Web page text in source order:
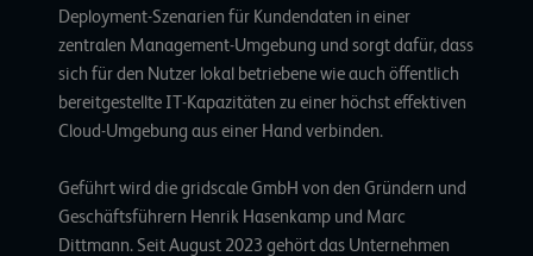
Deployment-Szenarien für Kundendaten in einer
zentralen Management-Umgebung und sorgt dafür, dass
sich für den Nutzer lokal betriebene wie auch öffentlich
bereitgestellte IT-Kapazitäten zu einer höchst effektiven
Cloud-Umgebung aus einer Hand verbinden.
Geführt wird die gridscale GmbH von den Gründern und
Geschäftsführern Henrik Hasenkamp und Marc
Dittmann. Seit August 2023 gehört das Unternehmen